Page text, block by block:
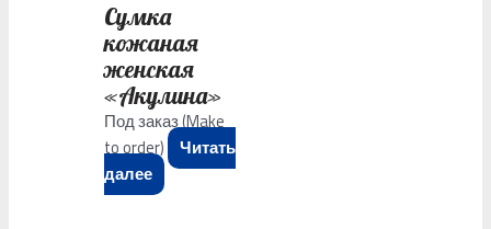
Сумка
кожаная
женская
«Акулина»
Под заказ (Make
to order)
Читать
далее